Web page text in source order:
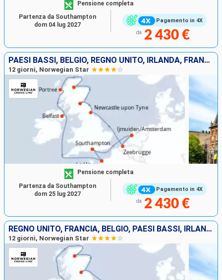
Pagamento in 4X
Pensione completa
da 2 430 €
Partenza da Southampton
dom 04 lug 2027
PAESI BASSI, BELGIO, REGNO UNITO, IRLANDA, FRANCIA
12 giorni, Norwegian Star
Pagamento in 4X
Pensione completa
da 2 430 €
Partenza da Southampton
dom 25 lug 2027
REGNO UNITO, FRANCIA, BELGIO, PAESI BASSI, IRLANDA
12 giorni, Norwegian Star